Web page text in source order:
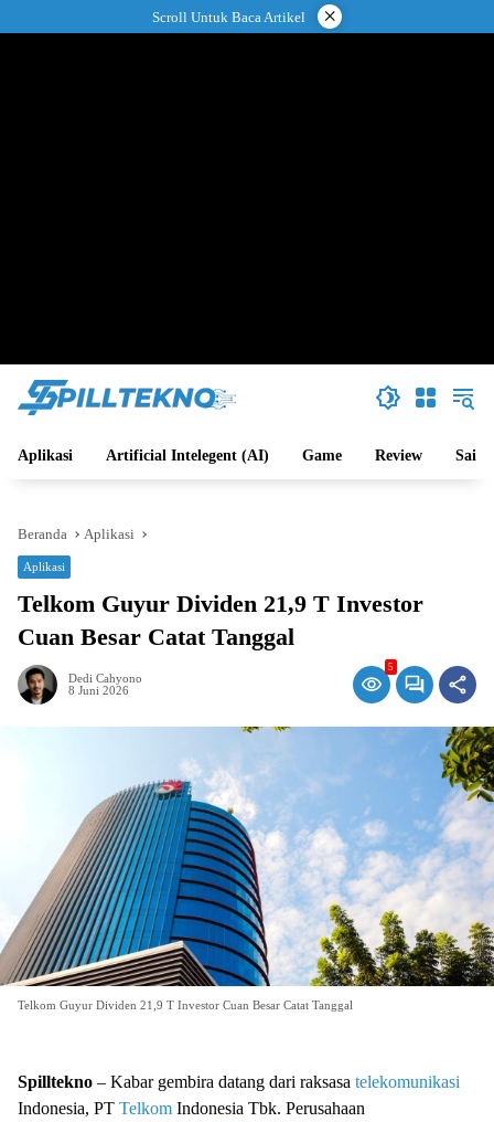
ke
Scroll Untuk Baca Artikel ×
Aplikasi Artificial Intelegent (AI) Game Review Sains
Beranda Aplikasi
Aplikasi
Telkom Guyur Dividen 21,9 T Investor
Cuan Besar Catat Tanggal
Dedi Cahyono
8 Juni 2026
5
Telkom Guyur Dividen 21,9 T Investor Cuan Besar Catat Tanggal
Spilltekno – Kabar gembira datang dari raksasa telekomunikasi
Indonesia, PT Telkom Indonesia Tbk. Perusahaan